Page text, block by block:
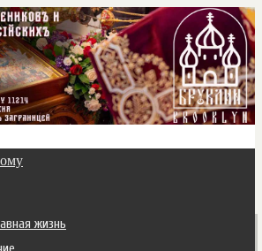
жизнь